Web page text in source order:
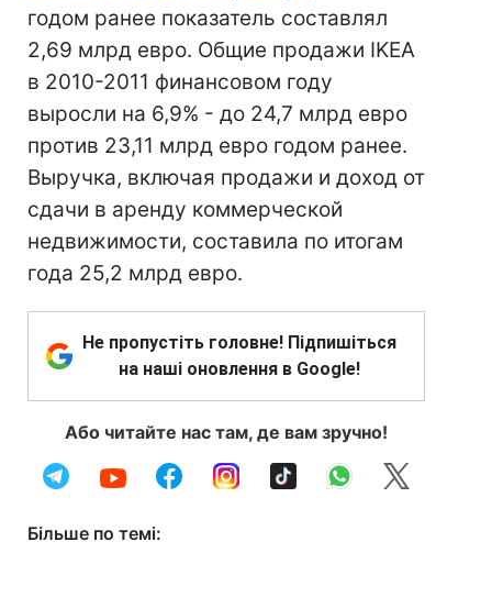
годом ранее показатель составлял
2,69 млрд евро. Общие продажи IKEA
в 2010-2011 финансовом году
выросли на 6,9% - до 24,7 млрд евро
против 23,11 млрд евро годом ранее.
Выручка, включая продажи и доход от
сдачи в аренду коммерческой
недвижимости, составила по итогам
года 25,2 млрд евро.
Не пропустіть головне! Підпишіться
на наші оновлення в Google!
Або читайте нас там, де вам зручно!
Більше по темі: